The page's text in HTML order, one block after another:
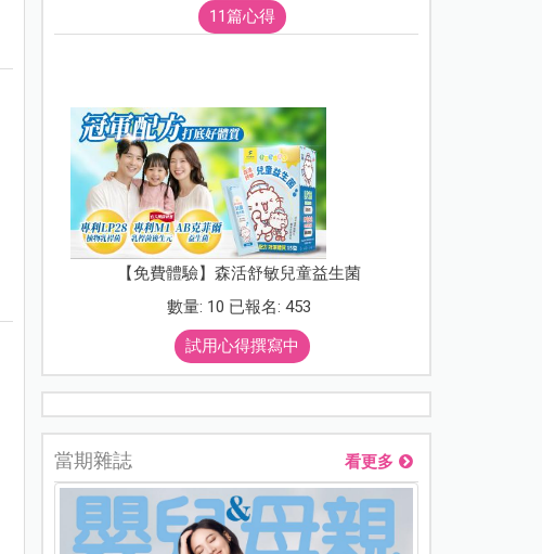
11篇心得
【免費體驗】森活舒敏兒童益生菌
數量: 10 已報名: 453
試用心得撰寫中
當期雜誌 看更多